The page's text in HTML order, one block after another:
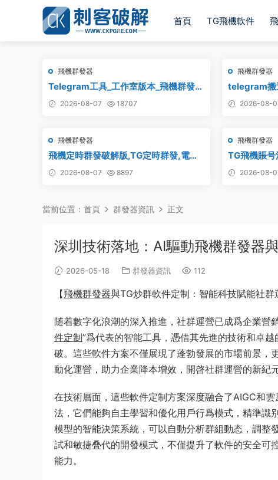
首頁 TG飛機軟件
飛機群發器
Telegram工具_工作室版本_飛機群發器
_最新破解版
2026-08-07 18707
飛機群發器
telegram搬
_電報資源
2026-08-
飛機群發器
飛機定時群發破解版,TG定時群發,電報
定時群發,telegram定時群發
2026-08-07 8897
飛機群發器
TG飛機賬
電報飛機号
2026-08-
當前位置： 首頁 群發器資訊 正文
深圳技術落地：AI驅動飛機群發器
2026-05-18 群發器資訊 112
【飛機群發器與TG炒群軟件定制：智能科技賦能社群
随着數字化浪潮的深入推進，社群運營已成爲企業營
件定制”爲代表的智能工具，憑借其先進的技術和卓
破。這些軟件方案不僅展現了蓬勃發展的市場前景，
動化運營，助力企業降本增效，開啓社群運營的新紀元
在技術層面，這些軟件定制方案深度融合了AIGC和
法，它們能夠自主學習和優化用戶行爲模式，精準識
模型的智能決策系統，可以自動分析群組動态，調整
試和敏捷叠代的開發模式，不僅提升了軟件的安全
能力。